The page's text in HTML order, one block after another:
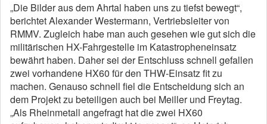
„Die Bilder aus dem Ahrtal haben uns zu tiefst bewegt“,
berichtet Alexander Westermann, Vertriebsleiter von
RMMV. Zugleich habe man auch gesehen wie gut sich die
militärischen HX-Fahrgestelle im Katastropheneinsatz
bewährt haben. Daher sei der Entschluss schnell gefallen
zwei vorhandene HX60 für den THW-Einsatz fit zu
machen. Genauso schnell fiel die Entscheidung sich an
dem Projekt zu beteiligen auch bei Meiller und Freytag.
„Als Rheinmetall angefragt hat die zwei HX60